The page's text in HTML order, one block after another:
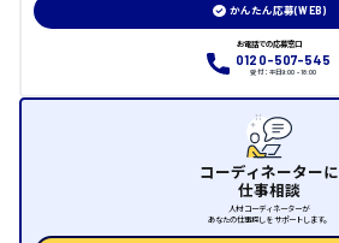
三原市
かんたん応募(WEB)
お電話での応募窓口
0120-507-545
受付：平日9:00 - 18:00
コーディネーターに
仕事相談
人材コーディネーターが
あなたの仕事探しをサポートします。